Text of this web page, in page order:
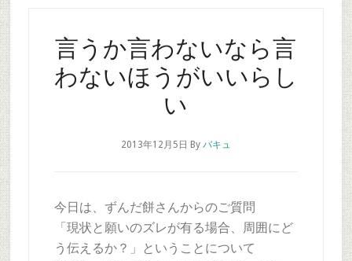
言うか言わないなら言
わないほうがいいらし
い
2013年12月5日 By バキュ
今日は、ずんだ餅さんからのご質問
「現状と願いのズレが有る場合、周囲にど
う伝えるか？」ということについて